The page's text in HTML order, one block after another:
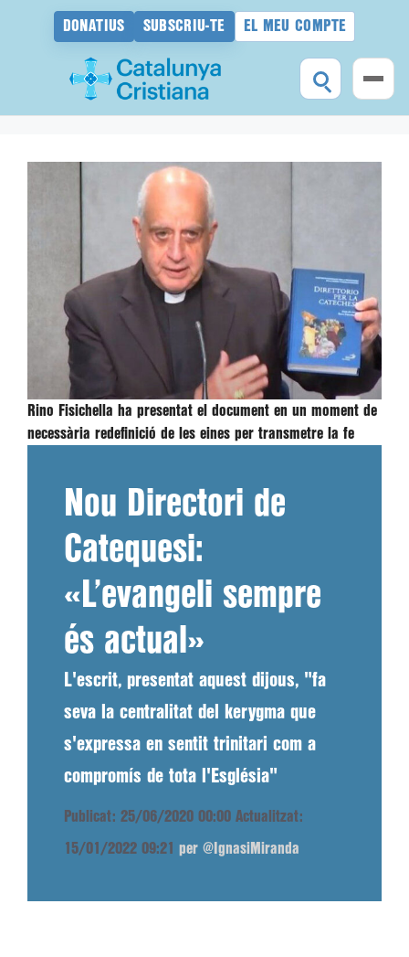
DONATIUS SUBSCRIU-TE EL MEU COMPTE
Rino Fisichella ha presentat el document en un moment de
necessària redefinició de les eines per transmetre la fe
Nou Directori de
Catequesi:
«L’evangeli sempre
és actual»
L'escrit, presentat aquest dijous, "fa
seva la centralitat del kerygma que
s'expressa en sentit trinitari com a
compromís de tota l'Església"
Publicat: 25/06/2020 00:00 Actualitzat:
15/01/2022 09:21 per @IgnasiMiranda